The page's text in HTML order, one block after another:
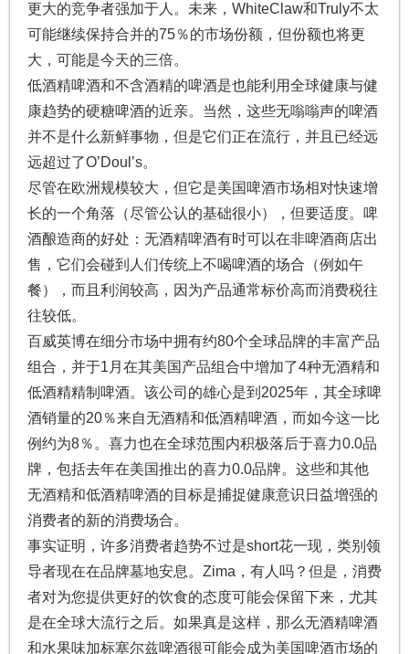
更大的竞争者强加于人。未来，WhiteClaw和Truly不太
可能继续保持合并的75％的市场份额，但份额也将更
大，可能是今天的三倍。
低酒精啤酒和不含酒精的啤酒是也能利用全球健康与健
康趋势的硬糖啤酒的近亲。当然，这些无嗡嗡声的啤酒
并不是什么新鲜事物，但是它们正在流行，并且已经远
远超过了O’Doul’s。
尽管在欧洲规模较大，但它是美国啤酒市场相对快速增
长的一个角落（尽管公认的基础很小），但要适度。啤
酒酿造商的好处：无酒精啤酒有时可以在非啤酒商店出
售，它们会碰到人们传统上不喝啤酒的场合（例如午
餐），而且利润较高，因为产品通常标价高而消费税往
往较低。
百威英博在细分市场中拥有约80个全球品牌的丰富产品
组合，并于1月在其美国产品组合中增加了4种无酒精和
低酒精精制啤酒。该公司的雄心是到2025年，其全球啤
酒销量的20％来自无酒精和低酒精啤酒，而如今这一比
例约为8％。喜力也在全球范围内积极落后于喜力0.0品
牌，包括去年在美国推出的喜力0.0品牌。这些和其他
无酒精和低酒精啤酒的目标是捕捉健康意识日益增强的
消费者的新的消费场合。
事实证明，许多消费者趋势不过是short花一现，类别领
导者现在在品牌墓地安息。Zima，有人吗？但是，消费
者对为您提供更好的饮食的态度可能会保留下来，尤其
是在全球大流行之后。如果真是这样，那么无酒精啤酒
和水果味加标塞尔兹啤酒很可能会成为美国啤酒市场的